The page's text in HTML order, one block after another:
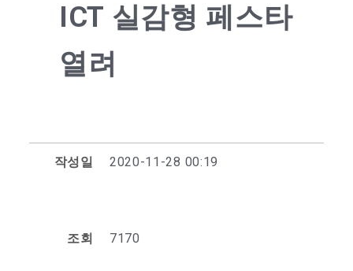
ICT 실감형 페스타
열려
작성일 2020-11-28 00:19
조회 7170